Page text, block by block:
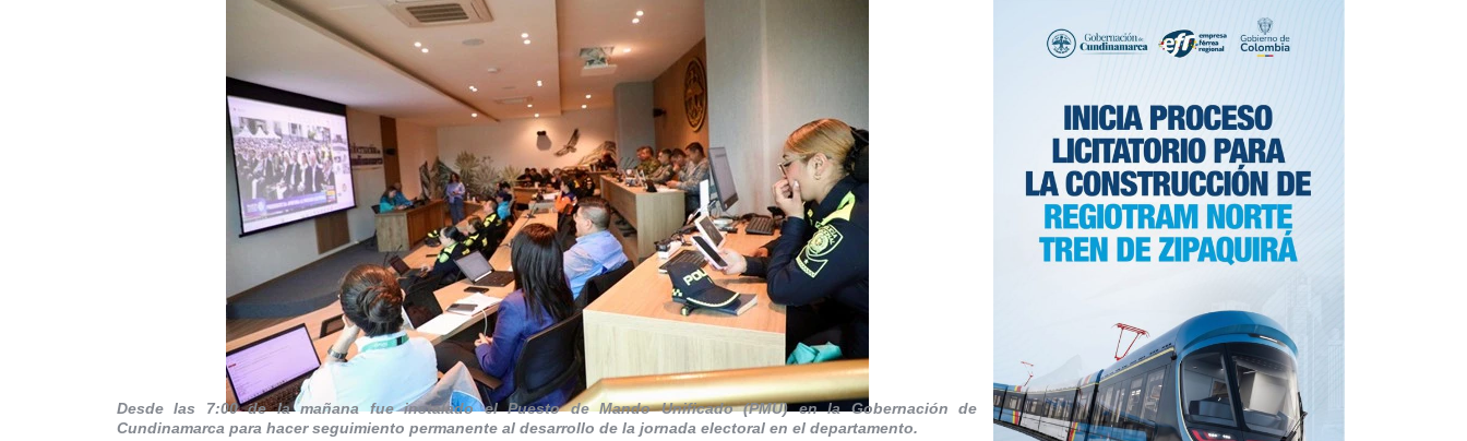
Desde las 7:00 de la mañana fue instalado el Puesto de Mando Unificado (PMU) en la Gobernación de
Cundinamarca para hacer seguimiento permanente al desarrollo de la jornada electoral en el departamento.